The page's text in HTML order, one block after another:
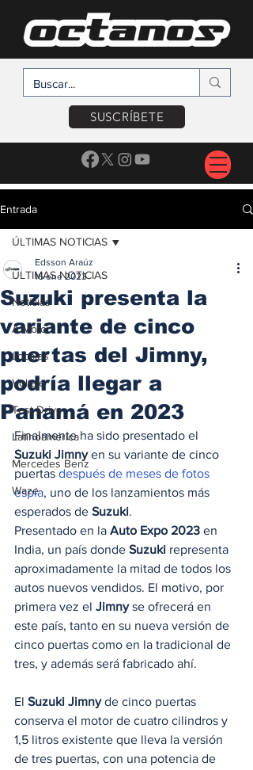
SUSCRÍBETE
Entrada
ÚLTIMAS NOTICIAS
Noticias
A Motor
Locales
Voltaje
Test Drive
Latinoamérica
Mercedes Benz
Waze
ÚLTIMAS NOTICIAS
Suzuki presenta la
variante de cinco
puertas del Jimny,
podría llegar a
Panamá en 2023
Edsson Araúz
16 ene 2023
Finalmente ha sido presentado el
Suzuki Jimny en su variante de cinco
puertas después de meses de fotos
espía, uno de los lanzamientos más
esperados de Suzuki.
Presentado en la Auto Expo 2023 en
India, un país donde Suzuki representa
aproximadamente la mitad de todos los
autos nuevos vendidos. El motivo, por
primera vez el Jimny se ofrecerá en
este país, tanto en su nueva versión de
cinco puertas como en la tradicional de
tres, y además será fabricado ahí.
El Suzuki Jimny de cinco puertas
conserva el motor de cuatro cilindros y
1,5 litros existente que lleva la versión
de tres puertas, con una potencia de